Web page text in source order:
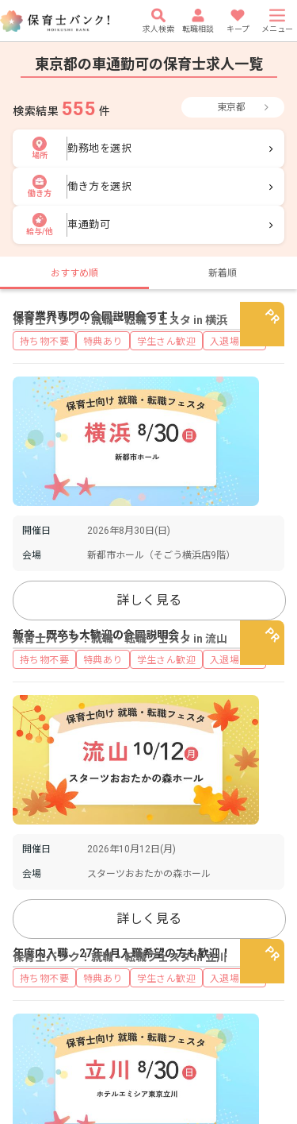
求人検索 転職相談 キープ メニュー
東京都の車通勤可の保育士求人一覧
検索結果 555 件 東京都
場所
勤務地を選択
働き方
働き方を選択
給与/他
車通勤可
おすすめ順 新着順
保育士バンク！就職・転職フェスタ in 横浜
保育業界専門の合同説明会です！
持ち物不要 特典あり 学生さん歓迎 入退場自由
開催日 2026年8月30日(日)
会場 新都市ホール（そごう横浜店9階）
詳しく見る
保育士バンク！就職・転職フェスタ in 流山
新卒・既卒も大歓迎の合同説明会！
持ち物不要 特典あり 学生さん歓迎 入退場自由
開催日 2026年10月12日(月)
会場 スターツおおたかの森ホール
詳しく見る
保育士バンク！就職・転職フェスタ in 立川
年度内入職、27年4月入職希望の方も歓迎！
持ち物不要 特典あり 学生さん歓迎 入退場自由